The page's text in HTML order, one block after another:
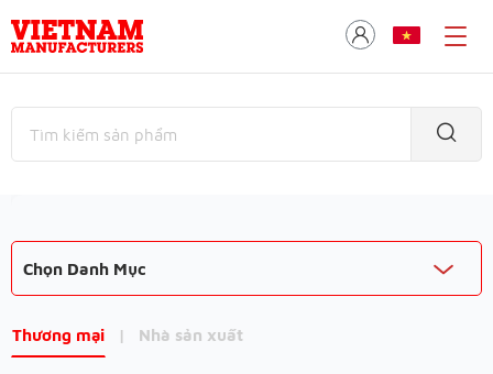
Chọn Danh Mục
Thương mại | Nhà sản xuất